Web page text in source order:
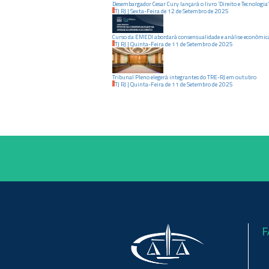
Desembargador Cesar Cury lançará o livro ‘Direito e Tecnologia’
TJ RJ | Sexta-Feirade 12 deSetembrode2025
Curso da EMEDI abordará consensualidade e análise
TJ RJ | Quinta-Feirade 11 deSetembrode2025
Tribunal Pleno elegerá integrantes do TRE-RJ em outubro
TJ RJ | Quinta-Feirade 11 deSetembrode2025